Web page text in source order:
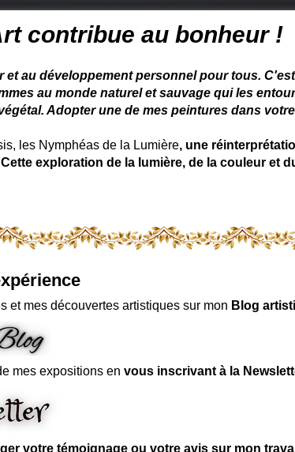
contribue au bonheur !
au développement personnel pour tous.
au monde naturel et sauvage qui les
Adopter une de mes peintures dans
les Nymphéas de la Lumière, une
Cette exploration de la lumière, de la couleur et
et mes découvertes artistiques sur mon Blog
mes expositions en vous inscrivant à la
votre témoignage ou votre avis sur mon